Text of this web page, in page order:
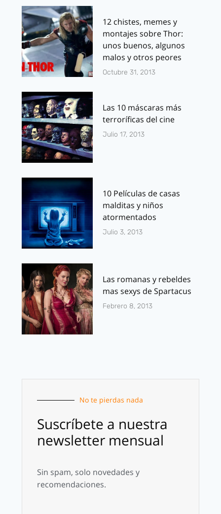
12 chistes, memes y
montajes sobre Thor:
unos buenos, algunos
malos y otros peores
Octubre 31, 2013
Las 10 máscaras más
terroríficas del cine
Julio 17, 2013
10 Películas de casas
malditas y niños
atormentados
Julio 3, 2013
Las romanas y rebeldes
mas sexys de Spartacus
Febrero 8, 2013
No te pierdas nada
Suscríbete a nuestra
newsletter mensual
Sin spam, solo novedades y
recomendaciones.